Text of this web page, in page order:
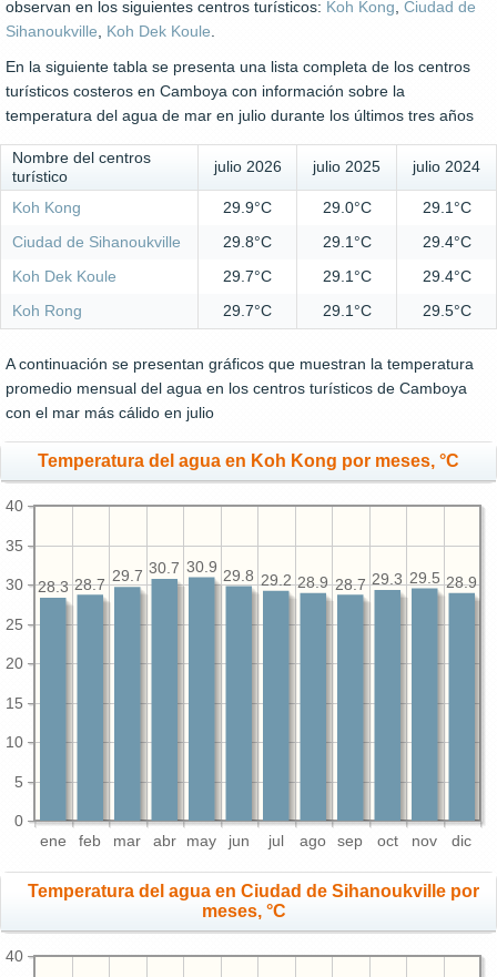
observan en los siguientes centros turísticos: Koh Kong, Ciudad de
Sihanoukville, Koh Dek Koule.
En la siguiente tabla se presenta una lista completa de los centros
turísticos costeros en Camboya con información sobre la
temperatura del agua de mar en julio durante los últimos tres años
Nombre del centros
turístico
julio 2026 julio 2025 julio 2024
Koh Kong 29.9°C 29.0°C
29.1°C
Ciudad de Sihanoukville
29.8°C 29.1°C
29.4°C
Koh Dek Koule
29.7°C 29.1°C
29.4°C
Koh Rong
29.7°C 29.1°C 29.5°C
A continuación se presentan gráficos que muestran la temperatura
promedio mensual del agua en los centros turísticos de Camboya
con el mar más cálido en julio
Temperatura del agua en Koh Kong por meses, °C
ene feb mar abr may jun jul ago sep oct nov dic
0
5
10
15
20
25
30
35
40
28.9
29.5
29.3
28.7
28.9
29.2
29.8
30.9
30.7
29.7
28.7
28.3
Temperatura del agua en Ciudad de Sihanoukville por
meses, °C
40